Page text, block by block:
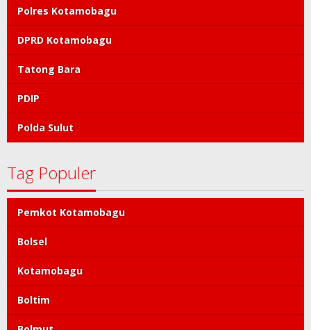
Polres Kotamobagu
DPRD Kotamobagu
Tatong Bara
PDIP
Polda Sulut
Tag Populer
Pemkot Kotamobagu
Bolsel
Kotamobagu
Boltim